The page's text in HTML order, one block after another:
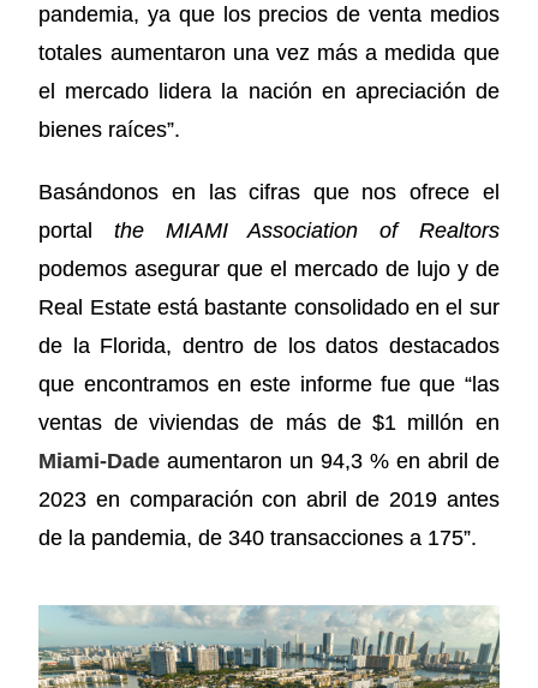
pandemia, ya que los precios de venta medios
totales aumentaron una vez más a medida que
el mercado lidera la nación en apreciación de
bienes raíces”.
Basándonos en las cifras que nos ofrece el
portalthe MIAMI Association of Realtors
podemos asegurar que el mercado de lujo y de
Real Estate está bastante consolidado en el sur
de la Florida, dentro de los datos destacados
que encontramos en este informe fue que “las
ventas de viviendas de más de $1 millón en
Miami-Dade aumentaron un 94,3 % en abril de
2023 en comparación con abril de 2019 antes
de la pandemia, de 340 transacciones a 175”.